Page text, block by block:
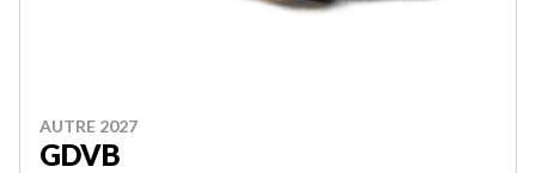
AUTRE 2027
GDVB